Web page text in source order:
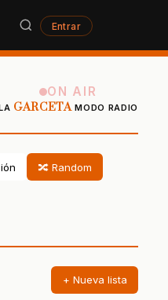
Entrar
ON AIR
GARCETAMODO RADIO
🔀 Random
+ Nueva lista